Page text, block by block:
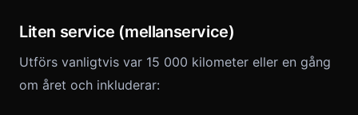
Liten service (mellanservice)
Utförs vanligtvis var 15 000 kilometer eller en gång
om året och inkluderar: